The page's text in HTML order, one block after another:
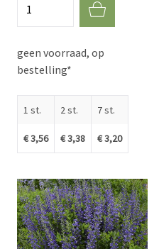
geen voorraad, op
bestelling*
1 st.
€ 3,56
2 st.
€ 3,38
7 st.
€ 3,20